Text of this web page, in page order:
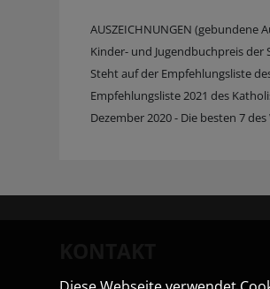
AUSZEICHNUNGEN (gebundene
Kinder- und Jugendbuchpreis der
Steht auf der Empfehlungsliste
Empfehlungsliste 2021 des
Dezember 2020 - Die besten 7